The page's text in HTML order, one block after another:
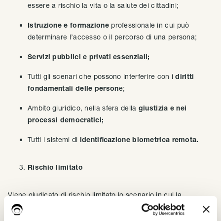
essere a rischio la vita o la salute dei cittadini;
Istruzione e formazioneprofessionale in cui può
determinare l’accesso o il percorso di una persona;
Servizi pubblici e privati essenziali;
Tutti gli scenari che possono interferire con idiritti
fondamentali delle persone;
Ambito giuridico, nella sfera della giustizia e nei
processi democratici;
Tutti i sistemi di identificazione biometrica remota.
Rischio limitato
Viene giudicato di rischio limitato lo scenario in cui la
trasparenza dei sistemi di intelligenza artificiale potrebbe
venire meno.